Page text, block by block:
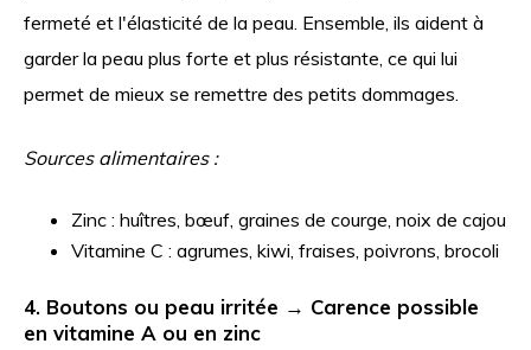
fermeté et l'élasticité de la peau. Ensemble, ils aident à
garder la peau plus forte et plus résistante, ce qui lui
permet de mieux se remettre des petits dommages.
Sources alimentaires :
Zinc : huîtres, bœuf, graines de courge, noix de cajou
Vitamine C : agrumes, kiwi, fraises, poivrons, brocoli
4. Boutons ou peau irritée → Carence possible
en vitamine A ou en zinc